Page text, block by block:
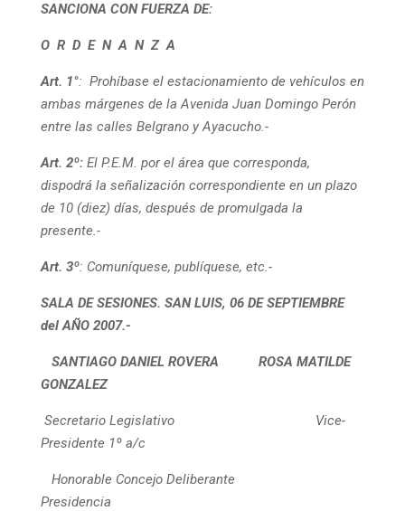
SANCIONA CON FUERZA DE:
O R D E N A N Z A
Art. 1°: Prohíbase el estacionamiento de vehículos en
ambas márgenes de la Avenida Juan Domingo Perón
entre las calles Belgrano y Ayacucho.-
Art. 2º: El P.E.M. por el área que corresponda,
dispodrá la señalización correspondiente en un plazo
de 10 (diez) días, después de promulgada la
presente.-
Art. 3º: Comuníquese, publíquese, etc.-
SALA DE SESIONES. SAN LUIS, 06 DE SEPTIEMBRE
del AÑO 2007.-
SANTIAGO DANIEL ROVERA
ROSA MATILDE
GONZALEZ
Secretario Legislativo Vice-
Presidente 1º a/c
Honorable Concejo Deliberante
Presidencia